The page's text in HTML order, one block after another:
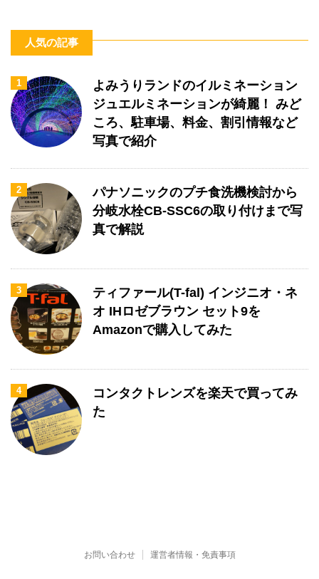
人気の記事
1
よみうりランドのイルミネーション
ジュエルミネーションが綺麗！ みど
ころ、駐車場、料金、割引情報など
写真で紹介
2
パナソニックのプチ食洗機検討から
分岐水栓CB-SSC6の取り付けまで写
真で解説
3
ティファール(T-fal) インジニオ・ネ
オ IHロゼブラウン セット9を
Amazonで購入してみた
4
コンタクトレンズを楽天で買ってみ
た
お問い合わせ 運営者情報・免責事項